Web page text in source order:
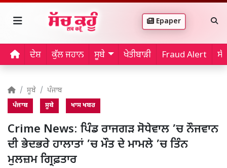
Epaper
ਦੇਸ਼ ਕੁੱਲ ਜਹਾਨ ਸੂਬੇ ਖੇਤੀਬਾੜੀ Fraud Alert
ਸੂਬੇ ਪੰਜਾਬ
ਪੰਜਾਬ ਸੂਬੇ ਖਾਸ ਖਬਰ
Crime News: ਪਿੰਡ ਰਾਜਗੜ ਸੋਧੇਵਾਲ ’ਚ ਨੌਜਵਾਨ
ਦੀ ਭੇਦਭਰੇ ਹਾਲਾਤਾਂ ’ਚ ਮੌਤ ਦੇ ਮਾਮਲੇ ’ਚ ਤਿੰਨ
ਮੁਲਜ਼ਮ ਗ੍ਰਿਫ਼ਤਾਰ